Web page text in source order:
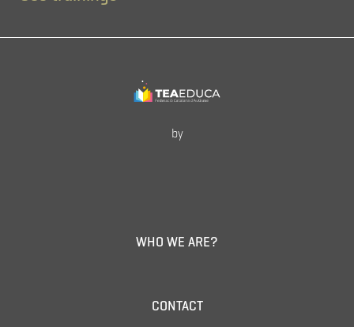
by
WHO WE ARE?
CONTACT